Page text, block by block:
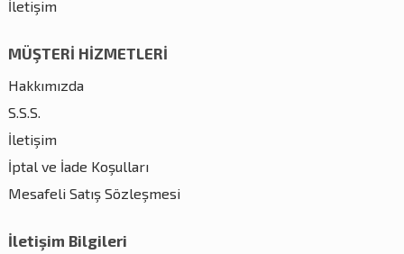
İletişim
MÜŞTERİ HİZMETLERİ
Hakkımızda
S.S.S.
İletişim
İptal ve İade Koşulları
Mesafeli Satış Sözleşmesi
İletişim Bilgileri